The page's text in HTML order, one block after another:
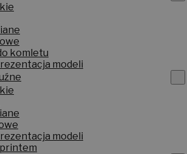
komletu
modeli
modeli